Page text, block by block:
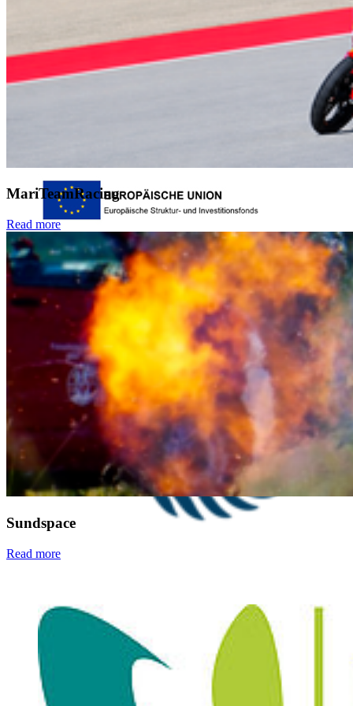
MariTeamRacing
Read more
Sundspace
Read more
Studien- und Prüfungsportal (SuP)